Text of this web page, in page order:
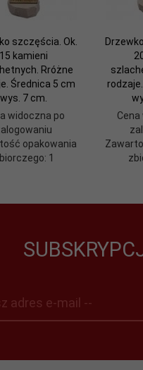
szczęścia. Ok.
15 kamieni
Rróżne
Średnica 5 cm
wys. 7 cm.
widoczna po
opakowania
1
adres e-mail --